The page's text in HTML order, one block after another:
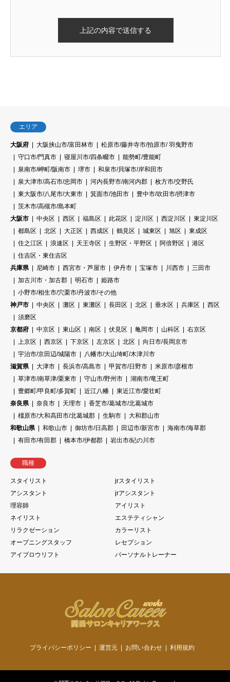
エリア
大阪府 大阪挟山市/富田林市
松原市/藤井寺市/拍原市/ 羽曳野市
守口市/門真市
寝屋川市/四条畷市
能勢町/豊能町
泉南市/岬町/阪南市
堺市
和泉市/貝塚市/岸和田市
泉大津市/高石市/忠岡市
河内長野市/南河内郡
枚方市/交野氏
東大阪市/八尾市/大東市
箕面市/池田市
豊中市/吹田市/摂津市
茨木市/高槻市/島本町
大阪市
中央区 西区 福島区 此花区 淀川区 西淀川区
東淀川区
都島区
北区 大正区 西成区 鶴見区 城東区 旭区
東成区
住之江区
浪速区 天王寺区 生野区・平野区 阿倍野区
港区
住吉区・東住吉区
兵庫県
尼崎市 西宮市・芦屋市 伊丹市 宝塚市 川西市
三田市
加古川市・加古郡
明石市
姫路市
小野市/相生市/穴栗市/丹波市/その他
神戸市
中央区 灘区 東灘区 長田区 北区 垂水区 兵庫区
西区
須磨区
京都府
中京区 東山区 南区 伏見区 亀岡市 山科区
右京区
上京区
西京区 下京区 左京区 北区
向日市/長岡京市
宇治市/京田辺/城陽市
八幡市/大山埼町/木津川市
滋賀県
大津市 長浜市/高島市 甲賀市/日野市
米原市/彦根市
草津市/南草津/栗東市
守山市/野州市
湖南市/竜王町
豊郷町/甲良町/多賀町
近江八幡
東近江市/愛壮町
奈良県
奈良市 天理市
香芝市/葛城市/北葛城市
橿原市/大和高田市/北葛城郡
生駒市
大和郡山市
和歌山県
和歌山市 御坊市/日高郡 田辺市/新宮市
海南市/海草郡
有田市/有田郡
橋本市/伊都郡 岩出市/紀の川市
職種
スタイリスト
jrスタイリスト
アシスタント
jrアシスタント
理容師
アイリスト
ネイリスト
エステティシャン
リラクゼーション
カラーリスト
オープニングスタッフ
レセプション
アイブロウリフト
パーソナルトレーナー
プライバシーポリシー 運営元 お問い合わせ 利用規約